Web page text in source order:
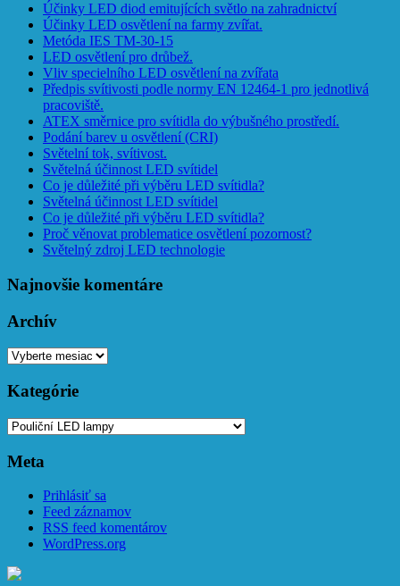
Účinky LED diod emitujících světlo na zahradnictví
Účinky LED osvětlení na farmy zvířat.
Metóda IES TM-30-15
LED osvětlení pro drůbež.
Vliv specielního LED osvětlení na zvířata
Předpis svítivosti podle normy EN 12464-1 pro jednotlivá
pracoviště.
ATEX směrnice pro svítidla do výbušného prostředí.
Podání barev u osvětlení (CRI)
Světelní tok, svítivost.
Světelná účinnost LED svítidel
Co je důležité při výběru LED svítidla?
Světelná účinnost LED svítidel
Co je důležité při výběru LED svítidla?
Proč věnovat problematice osvětlení pozornost?
Světelný zdroj LED technologie
Najnovšie komentáre
Archív
Archív
Kategórie
Kategórie
Meta
Prihlásiť sa
Feed záznamov
RSS feed komentárov
WordPress.org